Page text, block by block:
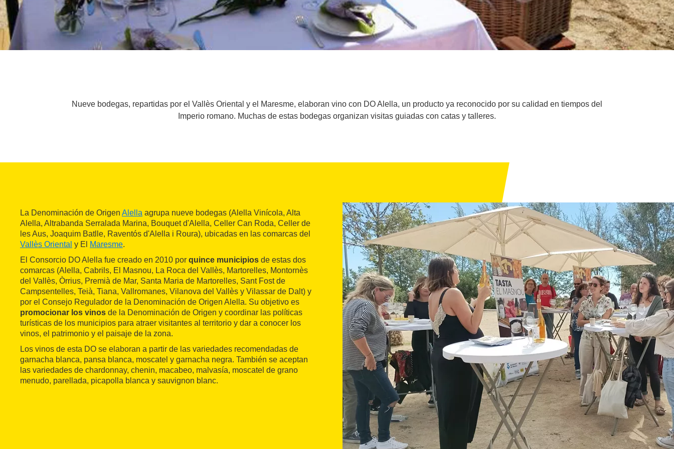
Nueve bodegas, repartidas por el Vallès Oriental y el Maresme, elaboran vino con DO Alella, un producto ya reconocido por su calidad en tiempos del
Imperio romano. Muchas de estas bodegas organizan visitas guiadas con catas y talleres.
La Denominación de Origen Alella agrupa nueve bodegas (Alella Vinícola, Alta
Alella, Altrabanda Serralada Marina, Bouquet d'Alella, Celler Can Roda, Celler de
les Aus, Joaquim Batlle, Raventós d'Alella i Roura), ubicadas en las comarcas del
Vallès Oriental y El Maresme.
El Consorcio DO Alella fue creado en 2010 por quince municipios de estas dos
comarcas (Alella, Cabrils, El Masnou, La Roca del Vallès, Martorelles, Montornès
del Vallès, Òrrius, Premià de Mar, Santa Maria de Martorelles, Sant Fost de
Campsentelles, Teià, Tiana, Vallromanes, Vilanova del Vallès y Vilassar de Dalt) y
por el Consejo Regulador de la Denominación de Origen Alella. Su objetivo es
promocionar los vinos de la Denominación de Origen y coordinar las políticas
turísticas de los municipios para atraer visitantes al territorio y dar a conocer los
vinos, el patrimonio y el paisaje de la zona.
Los vinos de esta DO se elaboran a partir de las variedades recomendadas de
garnacha blanca, pansa blanca, moscatel y garnacha negra. También se aceptan
las variedades de chardonnay, chenin, macabeo, malvasía, moscatel de grano
menudo, parellada, picapolla blanca y sauvignon blanc.